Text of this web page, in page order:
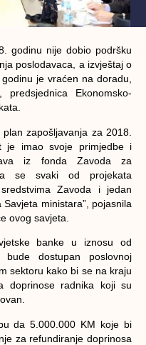
godinu nije dobio podršku
poslodavaca, a izvještaj o
je vraćen na doradu,
Ekonomsko-
zapošljavanja za 2018.
je imao svoje primjedbe i
iz fonda Zavoda za
se svaki od projekata
Zavoda i jedan
ministara”, pojasnila
ovog savjeta.
banke u iznosu od
dostupan poslovnoj
sektoru kako bi se na kraju
doprinose radnika koji su
da 5.000.000 KM koje bi
za refundiranje doprinosa